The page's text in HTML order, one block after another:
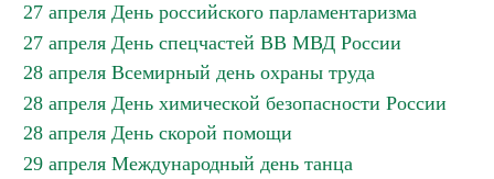
27 апреля День российского парламентаризма
27 апреля День спецчастей ВВ МВД России
28 апреля Всемирный день охраны труда
28 апреля День химической безопасности России
28 апреля День скорой помощи
29 апреля Международный день танца